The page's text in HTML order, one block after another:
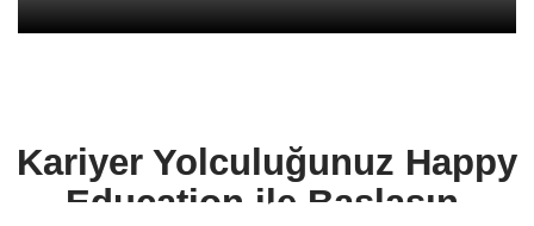
Kariyer Yolculuğunuz Happy
Education ile Başlasın.